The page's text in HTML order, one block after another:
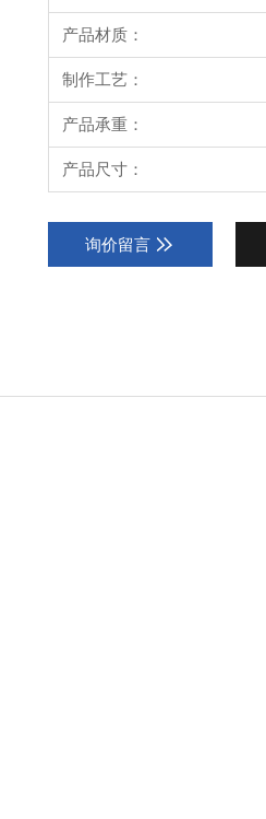
产品材质：
制作工艺：
产品承重：
产品尺寸：
询价留言